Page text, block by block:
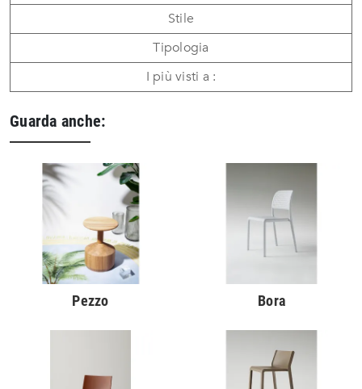
Stile
Tipologia
I più visti a :
Guarda anche:
Pezzo Bora